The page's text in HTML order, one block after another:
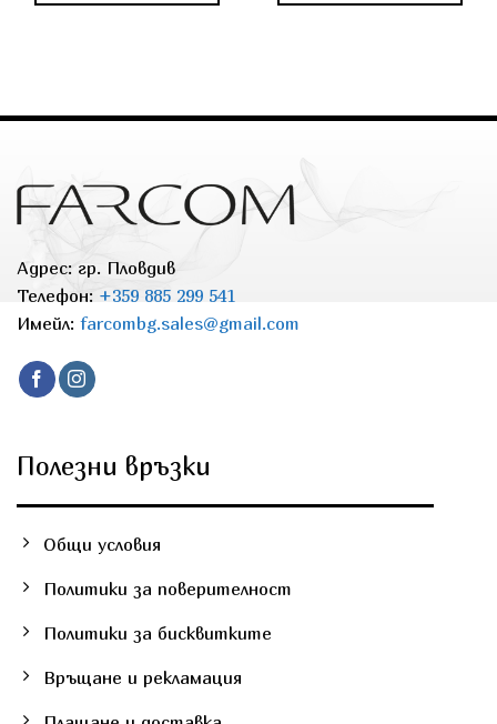
Адрес: гр. Пловдив
Телефон: +359 885 299 541
Имейл: farcombg.sales@gmail.com
Полезни връзки
Общи условия
Политики за поверителност
Политики за бисквитките
Връщане и рекламация